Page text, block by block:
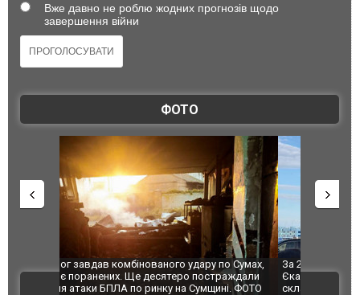
Вже давно не роблю жодних прогнозів щодо
завершення війни
ФОТО
За 2000 кілометрів від кордону з Україною: в
Єкатеринбурзі після атаки дронів загорівся
склад Wildberries. ФОТО. ВІДЕО
"Мої
ВІДЕО